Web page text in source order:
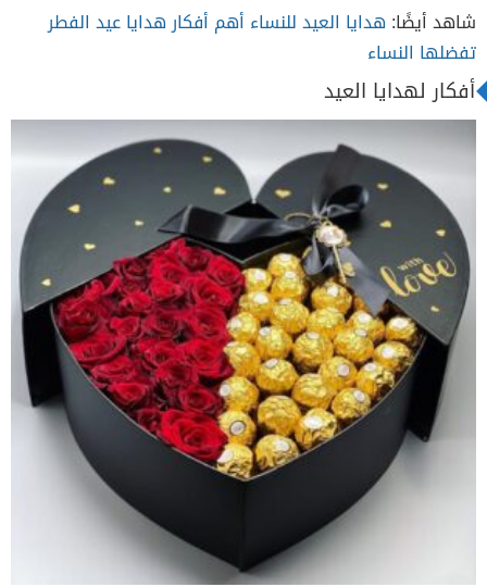
شاهد أيضًا: هدايا العيد للنساء أهم أفكار هدايا عيد الفطر
تفضلها النساء
أفكار لهدايا العيد